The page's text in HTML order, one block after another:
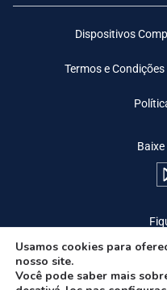
Dispositivos
Termos e Condições
Usamos cookies para
nosso site.
Você pode saber mais